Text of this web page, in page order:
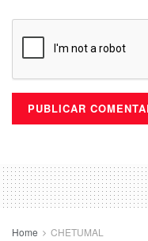
Home CHETUMAL